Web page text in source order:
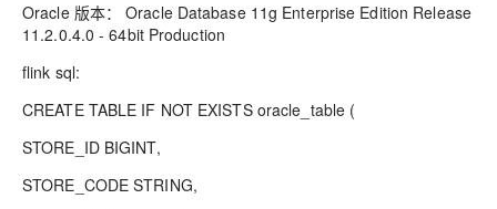
Oracle 版本： Oracle Database 11g Enterprise Edition Release
11.2.0.4.0 - 64bit Production
flink sql:
CREATE TABLE IF NOT EXISTS oracle_table (
STORE_ID BIGINT,
STORE_CODE STRING,